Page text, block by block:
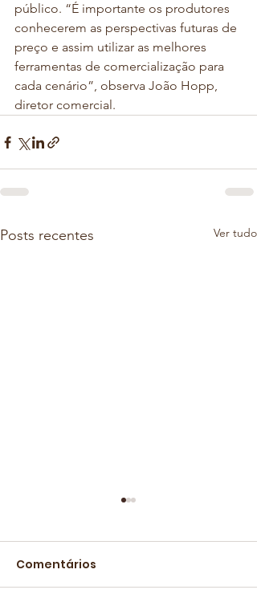
público. “É importante os produtores
conhecerem as perspectivas futuras de
preço e assim utilizar as melhores
ferramentas de comercialização para
cada cenário”, observa João Hopp,
diretor comercial.
Posts recentes Ver tudo
Comentários